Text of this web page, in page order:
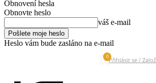
Obnovení hesla
Obnovte heslo
váš e-mail
Heslo vám bude zasláno na e-mail
0Přihlásit se /